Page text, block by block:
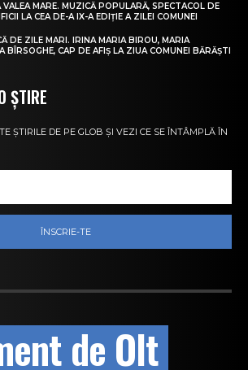
MARE. MUZICĂ POPULARĂ, SPECTACOL DE
LA CEA DE-A IX-A EDIȚIE A ZILEI COMUNEI
DE ZILE MARI. IRINA MARIA BIROU, MARIA
BÎRSOGHE, CAP DE AFIȘ LA ZIUA COMUNEI BĂRĂȘTI
ȘTIRE
ȘTIRILE DE PE GLOB ȘI VEZI CE SE ÎNTÂMPLĂ ÎN
ÎNSCRIE-TE
de Olt